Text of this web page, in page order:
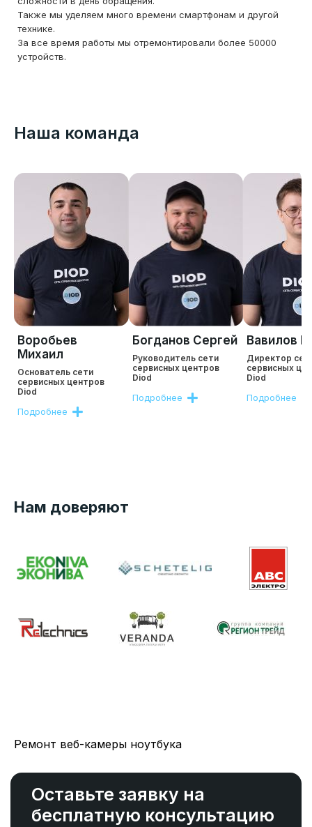
Также мы уделяем много времени смартфонам и другой
технике.
За все время работы мы отремонтировали более 50000
устройств.
Наша команда
Воробьев
Михаил
Основатель сети
сервисных центров
Diod
Подробнее
Богданов Сергей
Руководитель сети
сервисных центров
Diod
Подробнее
Вавилов
Директор
сервисных
Diod
Подробнее
Нам доверяют
Ремонт веб-камеры ноутбука
Оставьте заявку на
бесплатную консультацию